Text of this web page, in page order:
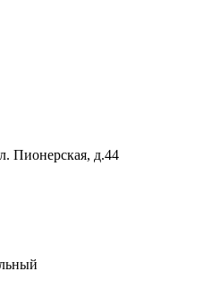
Пионерская, д.44